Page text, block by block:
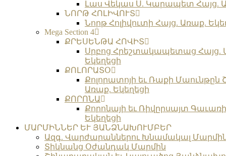
Լաս Վեկաս Ս. Կարապետ Հայց.
ՆՈՐԹ ՀՈԼԻՎՈՒՏ
Նորթ Հոլիվուտի Հայց. Առաք.
Mega Section 4
ՔՐԵՍԵՆԹԱ ՀՈՎԻՏ
Սրբոց Հրեշտակապետաց Հայց.
Եկեղեցի
ՔՈԼՈՐԱՏՕ
Քոլորատոյի եւ Ռաքի Մաունթըն
Առաք. Եկեղեցի
ՔՈՐՈՆԱ
Քորոնայի եւ Ռիվըրսայտ
Եկեղեցի
ՄԱՐՄԻՆՆԵՐ ԵՒ ՅԱՆՁՆԱԽՈՒՄԲԵՐ
Ազգ. Վարժարաններու Խնամակալ
Տիկնանց Օժանդակ Մարմին